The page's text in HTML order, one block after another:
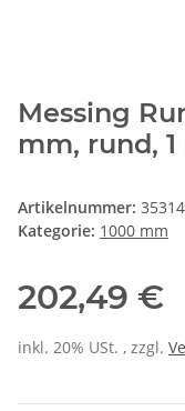
Messing
mm, rund,
Artikelnummer: 35314
Kategorie: 1000 mm
202,49 €
inkl. 20% USt. , zzgl.